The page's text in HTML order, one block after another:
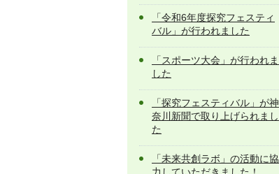
「令和6年度探究フェスティ
バル」が行われました
「スポーツ大会」が行われま
した
「探究フェスティバル」が神
奈川新聞で取り上げられまし
た
「未来共創ラボ」の活動に協